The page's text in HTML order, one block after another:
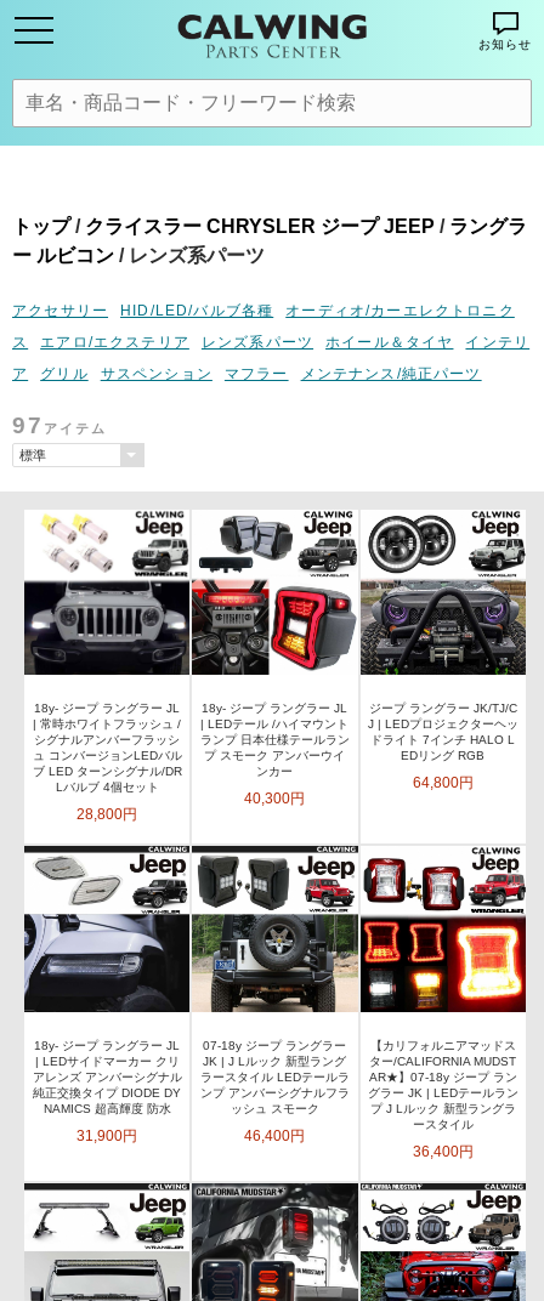
お知らせ
トップ/ クライスラー CHRYSLER ジープ JEEP / ラングラ
ー ルビコン / レンズ系パーツ
アクセサリー HID/LED/バルブ各種
オーディオ/カーエレクトロニク
ス
エアロ/エクステリア レンズ系パーツ ホイール＆タイヤ
インテリ
ア
グリル サスペンション マフラー メンテナンス/純正パーツ
97 アイテム
18y- ジープ ラングラー JL
| 常時ホワイトフラッシュ /
シグナルアンバーフラッシ
ュ コンバージョンLEDバル
ブ LED ターンシグナル/DR
Lバルブ 4個セット
28,800円
18y- ジープ ラングラー JL
| LEDテール /ハイマウント
ランプ 日本仕様テールラン
プ スモーク アンバーウイ
ンカー
40,300円
ジープ ラングラー JK/TJ/C
J | LEDプロジェクターヘッ
ドライト 7インチ HALO L
EDリング RGB
64,800円
18y- ジープ ラングラー JL
| LEDサイドマーカー クリ
アレンズ アンバーシグナル
純正交換タイプ DIODE DY
NAMICS 超高輝度 防水
31,900円
07-18y ジープ ラングラー
JK | J Lルック 新型ラング
ラースタイル LEDテールラ
ンプ アンバーシグナルフラ
ッシュ スモーク
46,400円
【カリフォルニアマッドス
ター/CALIFORNIA MUDST
AR★】07-18y ジープ ラン
グラー JK | LEDテールラン
プ J Lルック 新型ラングラ
ースタイル
36,400円